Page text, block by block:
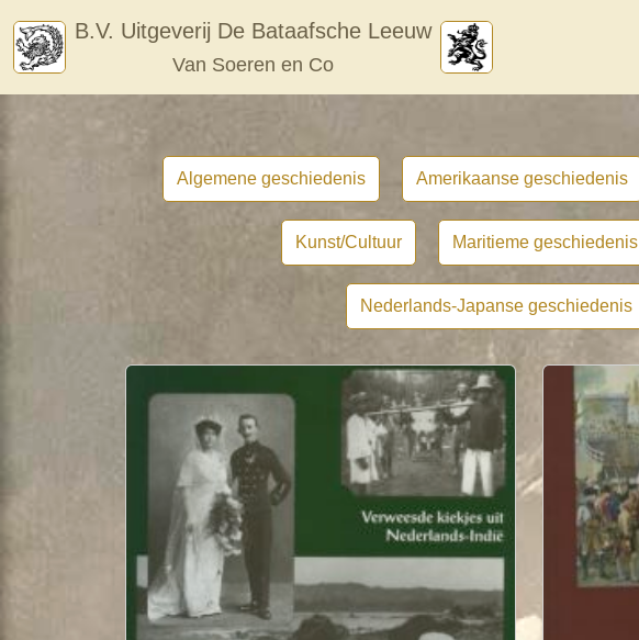
content
B.V. Uitgeverij De Bataafsche Leeuw
Van Soeren en Co
Algemene geschiedenis Amerikaanse geschiedenis
Kunst/Cultuur Maritieme geschiedenis
Nederlands-Japanse geschiedenis